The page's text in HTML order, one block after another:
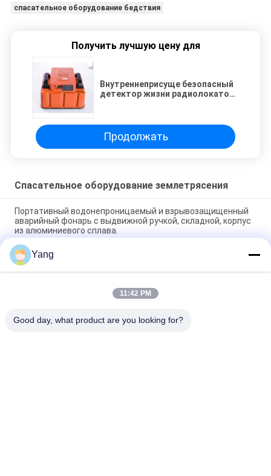
спасательное оборудование бедствия
Получить лучшую цену для
Внутреннеприсуще безопасный
детектор жизни радиолокатора
Продолжать
Спасательное оборудование землетрясения
Портативный водонепроницаемый и взрывозащищенный
аварийный фонарь с выдвижной ручкой, складной, корпус
из алюминиевого сплава.
Износостойкость, устойчивость к старению, легкое
складывание и долгий срок службы опор для
спасательных работ
Спасательная лестница может использоваться на
Yang
11:42 PM
Good day, what product are you looking for?